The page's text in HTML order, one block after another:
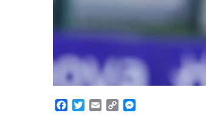
Facebook
TwitterEmailCopy